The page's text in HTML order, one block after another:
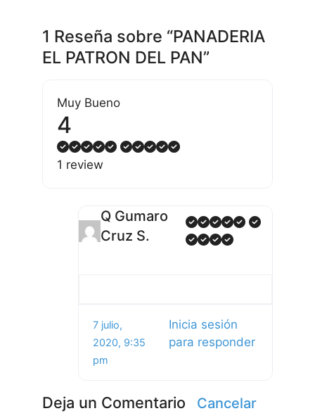
1 Reseña sobre “PANADERIA
EL PATRON DEL PAN”
Muy Bueno
4
1 review
Q Gumaro
Cruz S.
7 julio,
2020, 9:35
pm
Inicia sesión
para responder
Deja un Comentario
Cancelar